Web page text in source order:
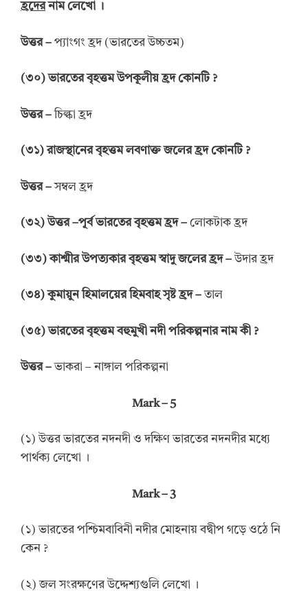
হ্রদেরনাম লেখো ।
উত্তর– প্যাংগং হ্রদ (ভারতের উচ্চতম)
(৩০)ভারতের বৃহত্তম উপকূলীয় হ্রদ কোনটি?
উত্তর–চিল্কা হ্রদ
(৩১)রাজস্থানের বৃহত্তম লবণাক্ত জলের হ্রদ কোনটি ?
উত্তর–সম্বল হ্রদ
(৩২)উত্তর–পূর্ব ভারতের বৃহত্তম হ্রদ– লোকটাক হ্রদ
(৩৩ )কাশ্মীর উপত্যকার বৃহত্তম স্বাদু জলের হ্রদ–উদার হ্রদ
(৩৪)কুমায়ুন হিমালয়ের হিমবাহ সৃষ্ট হ্রদ–তাল
(৩৫)ভারতের বৃহত্তম বহুমুখী নদী পরিকল্পনার নাম কী ?
উত্তর–ভাকরা – নাঙ্গাল পরিকল্পনা
Mark – 5
(১) উত্তর ভারতের নদনদী ও দক্ষিণ ভারতের নদনদীর মধ্যে
পার্থক্য লেখো ।
Mark – 3
(১) ভারতের পশ্চিমবাবিনী নদীর মোহনায় বদ্বীপ গড়ে ওঠে নি
কেন ?
(২) জল সংরক্ষণের উদ্দেশ্যগুলি লেখো ।